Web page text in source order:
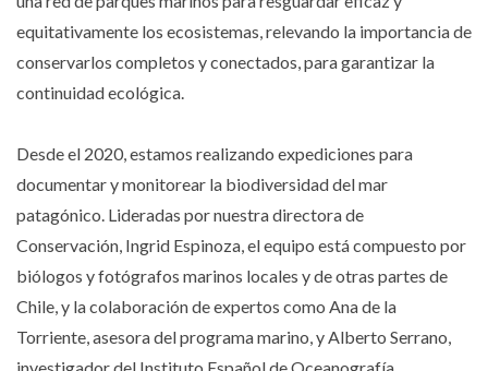
equitativamente los ecosistemas, relevando la importancia de
conservarlos completos y conectados, para garantizar la
continuidad ecológica.
Desde el 2020, estamos realizando expediciones para
documentar y monitorear la biodiversidad del mar
patagónico. Lideradas por nuestra directora de
Conservación, Ingrid Espinoza, el equipo está compuesto por
biólogos y fotógrafos marinos locales y de otras partes de
Chile, y la colaboración de expertos como Ana de la
Torriente, asesora del programa marino, y Alberto Serrano,